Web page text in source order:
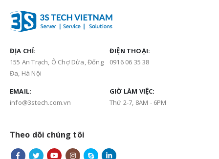
ĐỊA CHỈ:
155 An Trạch, Ô Chợ Dừa, Đống
Đa, Hà Nội
ĐIỆN THOẠI:
0916 06 35 38
EMAIL:
info@3stech.com.vn
GIỜ LÀM VIỆC:
Thứ 2-7, 8AM - 6PM
Theo dõi chúng tôi